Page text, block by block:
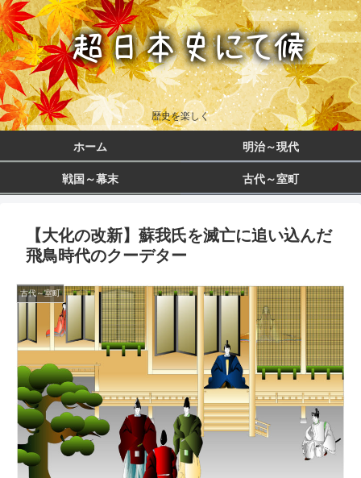
歴史を楽しく
ホーム 明治～現代
戦国～幕末 古代～室町
【大化の改新】蘇我氏を滅亡に追い込んだ
飛鳥時代のクーデター
古代～室町